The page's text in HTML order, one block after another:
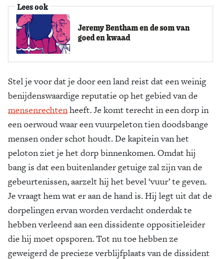
Lees ook
Jeremy Bentham en de som van
goed en kwaad
Stel je voor dat je door een land reist dat een weinig
benijdenswaardige reputatie op het gebied van de
mensenrechtenheeft. Je komt terecht in een dorp in
een oerwoud waar een vuurpeleton tien doodsbange
mensen onder schot houdt. De kapitein van het
peloton ziet je het dorp binnenkomen. Omdat hij
bang is dat een buitenlander getuige zal zijn van de
gebeurtenissen, aarzelt hij het bevel ‘vuur’ te geven.
Je vraagt hem wat er aan de hand is. Hij legt uit dat de
dorpelingen ervan worden verdacht onderdak te
hebben verleend aan een dissidente oppositieleider
die hij moet opsporen. Tot nu toe hebben ze
geweigerd de precieze verblijfplaats van de dissident